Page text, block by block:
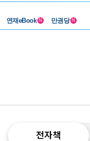
연재eBook N 만권당 N
전자책